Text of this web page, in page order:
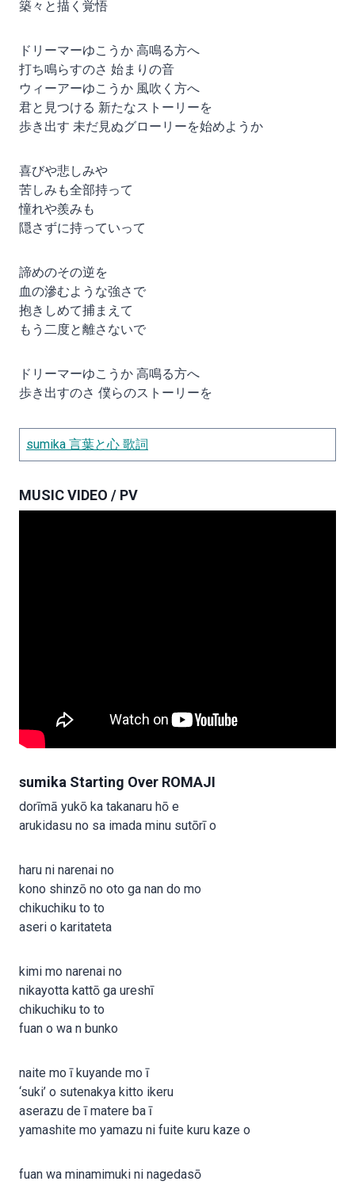
築々と描く覚悟
ドリーマーゆこうか 高鳴る方へ
打ち鳴らすのさ 始まりの音
ウィーアーゆこうか 風吹く方へ
君と見つける 新たなストーリーを
歩き出す 未だ見ぬグローリーを始めようか
喜びや悲しみや
苦しみも全部持って
憧れや羨みも
隠さずに持っていって
諦めのその逆を
血の滲むような強さで
抱きしめて捕まえて
もう二度と離さないで
ドリーマーゆこうか 高鳴る方へ
歩き出すのさ 僕らのストーリーを
sumika 言葉と心 歌詞
MUSIC VIDEO / PV
sumika Starting Over ROMAJI
dorīmā yukō ka takanaru hō e
arukidasu no sa imada minu sutōrī o
haru ni narenai no
kono shinzō no oto ga nan do mo
chikuchiku to to
aseri o karitateta
kimi mo narenai no
nikayotta kattō ga ureshī
chikuchiku to to
fuan o wa n bunko
naite mo ī kuyande mo ī
‘suki’ o sutenakya kitto ikeru
aserazu de ī matere ba ī
yamashite mo yamazu ni fuite kuru kaze o
fuan wa minamimuki ni nagedasō